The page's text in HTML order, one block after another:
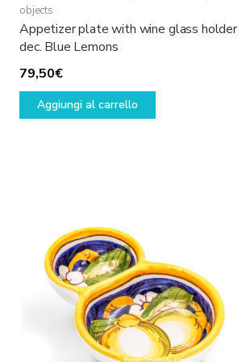
objects
Appetizer plate with wine glass holder
dec. Blue Lemons
79,50€
Aggiungi al carrello